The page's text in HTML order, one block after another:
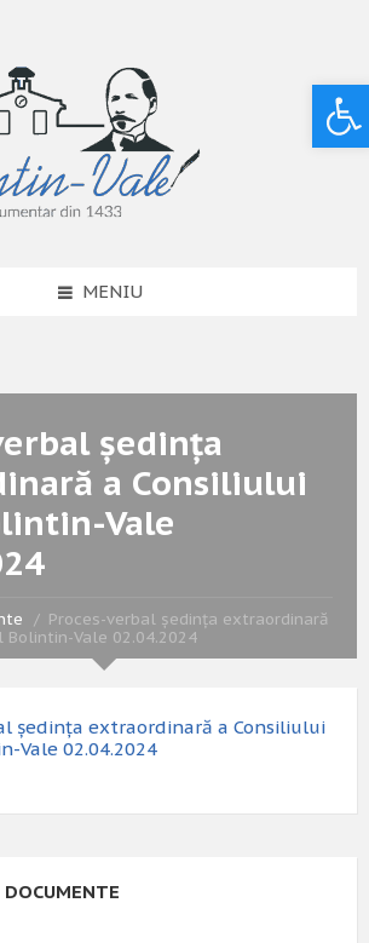
MENIU
ședința
a Consiliului
Vale
Proces-verbal ședința extraordinară
Bolintin-Vale 02.04.2024
ședința extraordinară a Consiliului
Vale 02.04.2024
Deschide bara de unelte